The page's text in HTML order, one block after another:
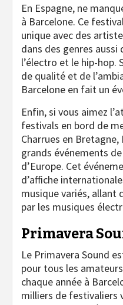
En Espagne, ne
à Barcelone. Ce
unique avec des
dans des genres aussi
l’électro et le hip-hop.
de qualité et de
Barcelone en fait un
Enfin, si vous aimez
festivals en bord de
Charrues en Bretagne,
grands événements
d’Europe. Cet
d’affiche
musique variés, allant
par les musiques
Primavera
Le Primavera Sound
pour tous les
chaque année à
milliers de festivaliers